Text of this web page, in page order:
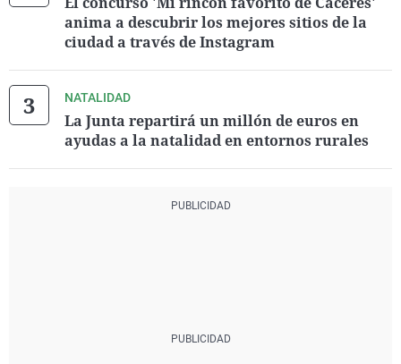
anima a descubrir los mejores sitios de la
ciudad a través de Instagram
NATALIDAD
La Junta repartirá un millón de euros en
ayudas a la natalidad en entornos rurales